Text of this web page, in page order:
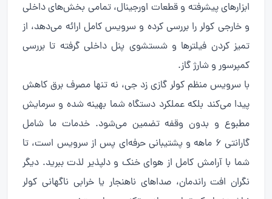
ابزارهای پیشرفته و قطعات اورجینال، تمامی بخش‌های داخلی
و خارجی کولر را بررسی کرده و سرویس کامل ارائه می‌دهد، از
تمیز کردن فیلترها و شستشوی پنل داخلی گرفته تا بررسی
کمپرسور و شارژ گاز.
با سرویس منظم کولر گازی زد جی، نه تنها مصرف برق کاهش
پیدا می‌کند بلکه عملکرد دستگاه شما بهینه شده و سرمایش
مطبوع و بدون وقفه تضمین می‌شود. خدمات ما شامل
گارانتی ۶ ماهه و پشتیبانی حرفه‌ای پس از سرویس است، تا
شما با آرامش کامل از هوای خنک و دلپذیر لذت ببرید. دیگر
نگران افت راندمان، صداهای ناهنجار یا خرابی ناگهانی کولر